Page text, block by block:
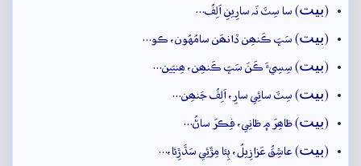
(بيت) سا سِٽَ نَہ سارِينِ اَلِفُ…
(بيت) سَڀَ ڪَنھِن ڏانھَن سامُهُون، ڪو…
(بيت) سِسِيءَ ڪَنَ سَڀَ ڪَنھِن، ھِنيَين…
(بيت) سِٽَ سائِي سارِ، اَلِفُ جَنھِن…
(بيت) ظاھِرَ ۾ ظانِي، فِڪرَ ساڻُ…
(بيت) عاشِقُ عَزازِيلُ، ٻِئا مِڙَئِي سَڌَڙِئا،…